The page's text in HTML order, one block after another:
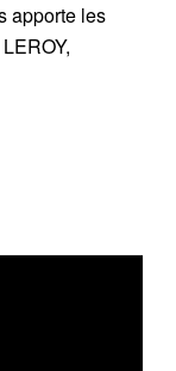
apporte les